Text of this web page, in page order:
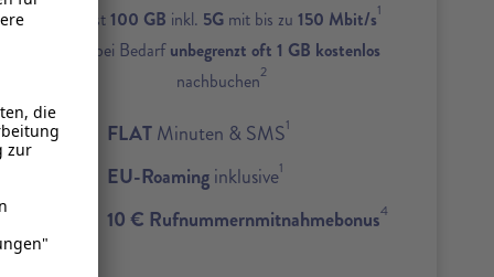
Zuerst100 GB inkl. 5G mit bis zu 150 Mbit/s1
und bei Bedarfunbegrenzt oft 1 GB kostenlos
nachbuchen2
FLATMinuten & SMS1
EU-Roaminginklusive1
10 € Rufnummernmitnahmebonus4